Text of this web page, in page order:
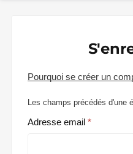
Pourquoi se créer un
Les champs précédés d'une
Adresse email